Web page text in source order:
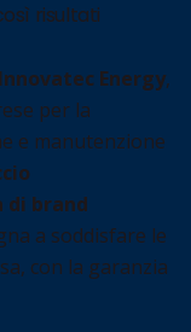
risultati
Innovatec Energy,
per la
e manutenzione
di brand
a soddisfare le
con la garanzia